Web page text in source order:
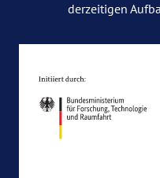
derzeitigen